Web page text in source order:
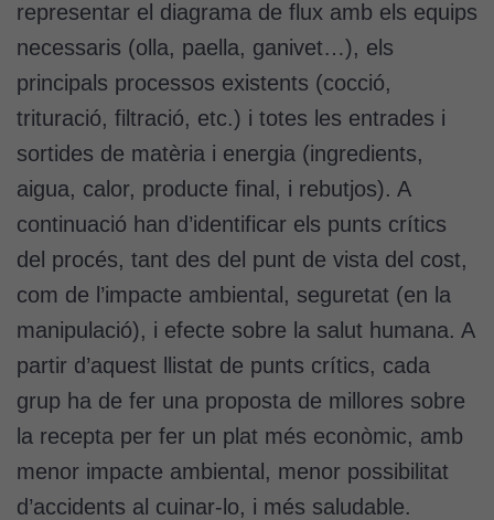
representar el diagrama de flux amb els equips
necessaris (olla, paella, ganivet…), els
principals processos existents (cocció,
trituració, filtració, etc.) i totes les entrades i
sortides de matèria i energia (ingredients,
aigua, calor, producte final, i rebutjos). A
continuació han d’identificar els punts crítics
del procés, tant des del punt de vista del cost,
com de l’impacte ambiental, seguretat (en la
manipulació), i efecte sobre la salut humana. A
partir d’aquest llistat de punts crítics, cada
grup ha de fer una proposta de millores sobre
la recepta per fer un plat més econòmic, amb
menor impacte ambiental, menor possibilitat
d’accidents al cuinar-lo, i més saludable.